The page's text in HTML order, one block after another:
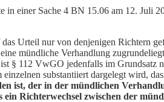
in einer Sache 4 BN 15.06 am 12. Juli
Urteil nur von denjenigen Richtern
mündliche Verhandlung
§ 112 VwGO jedenfalls im Grundsatz
substantiiert dargelegt wird,
ist, der in der mündlichen
Richterwechsel zwischen der